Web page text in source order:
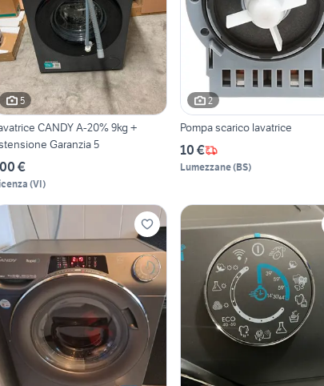
5
CANDY A-20% 9kg +
Garanzia 5
€
(VI)
2
Pompa scarico lavatrice
10 €
Lumezzane(BS)